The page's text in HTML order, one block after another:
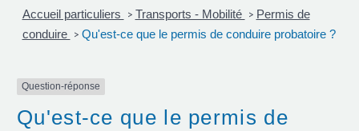
Accueil particuliers > Transports - Mobilité > Permis de
conduire > Qu'est-ce que le permis de conduire probatoire ?
Question-réponse
Qu'est-ce que le permis de